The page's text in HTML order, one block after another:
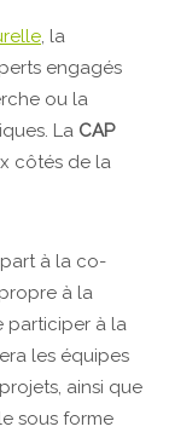
, la
engagés
ou la
La CAP
côtés de la
à la co-
à la
participer à la
les équipes
ainsi que
sous forme